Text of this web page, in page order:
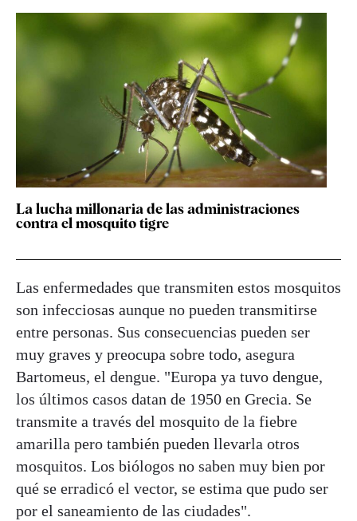
La lucha millonaria de las administraciones
contra el mosquito tigre
Las enfermedades que transmiten estos mosquitos
son infecciosas aunque no pueden transmitirse
entre personas. Sus consecuencias pueden ser
muy graves y preocupa sobre todo, asegura
Bartomeus, el dengue. "Europa ya tuvo dengue,
los últimos casos datan de 1950 en Grecia. Se
transmite a través del mosquito de la fiebre
amarilla pero también pueden llevarla otros
mosquitos. Los biólogos no saben muy bien por
qué se erradicó el vector, se estima que pudo ser
por el saneamiento de las ciudades".